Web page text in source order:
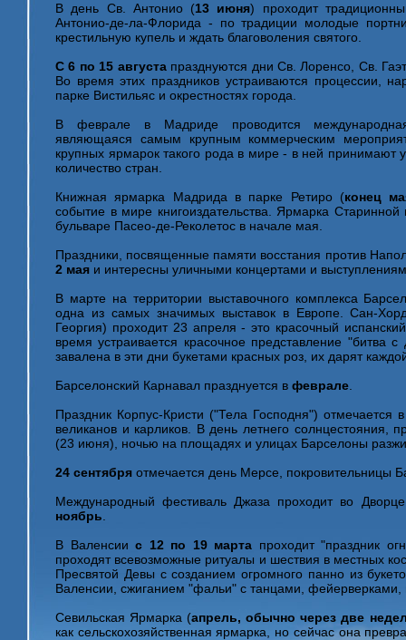
В день Св. Антонио (13 июня) проходит
Антонио-де-ла-Флорида - по традиции молодые
крестильную купель и ждать благоволения святого.
С 6 по 15 августапразднуются дни Св. Лоренсо, Св.
Во время этих праздников устраиваются процессии,
парке Вистильяс и окрестностях города.
В феврале в Мадриде проводится
являющаяся самым крупным коммерческим
крупных ярмарок такого рода в мире - в ней принимают
количество стран.
Книжная ярмарка Мадрида в парке Ретиро (конец
событие в мире книгоиздательства. Ярмарка Старинной
бульваре Пасео-де-Реколетос в начале мая.
Праздники, посвященные памяти восстания против
2 мая и интересны уличными концертами и
В марте на территории выставочного комплекса
одна из самых значимых выставок в Европе. Сан-
Георгия) проходит 23 апреля - это красочный
время устраивается красочное представление "битва
завалена в эти дни букетами красных роз, их дарят
Барселонский Карнавал празднуется в феврале
Праздник Корпус-Кристи ("Тела Господня") отмечается
великанов и карликов. В день летнего солнцестояния,
(23 июня), ночью на площадях и улицах Барселоны
24 сентября отмечается день Мерсе, покровительницы
Международный фестиваль Джаза проходит во
ноябрь
В Валенсиис 12 по 19 марта проходит "праздник
проходят всевозможные ритуалы и шествия в местных
Пресвятой Девы с созданием огромного панно из
Валенсии, сжиганием "фальи" с танцами,
Севильская Ярмарка (апрель, обычно через две
как сельскохозяйственная ярмарка, но сейчас она